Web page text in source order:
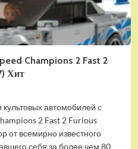
Champions 2 Fast 2
Хит
культовых автомобилей с
2 Fast 2 Furious
от всемирно известного
себя за более чем 80